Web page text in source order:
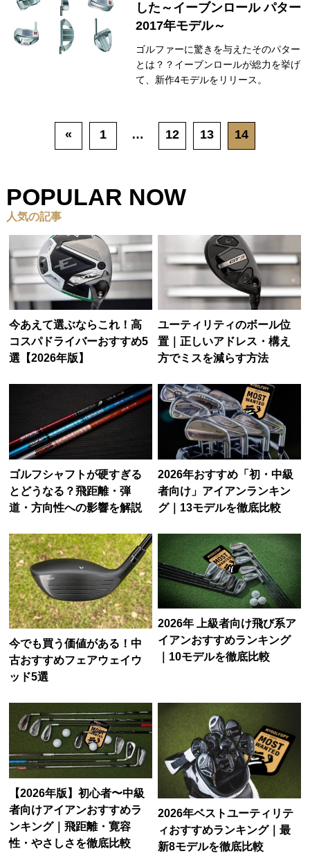
した～イーブンロール パター
2017年モデル～
ゴルファーに驚きを与えたそのパター
とは？？イーブンロールが総力を挙げ
て、新作4モデルをリリース。
« 1 … 12 13 14
POPULAR NOW
人気の記事
今あえて選ぶならこれ！高
コスパドライバーおすすめ5
選【2026年版】
ユーティリティのボール位
置｜正しいアドレス・構え
方でミスを減らす方法
ゴルフシャフトが硬すぎる
とどうなる？飛距離・弾
道・方向性への影響を解説
2026年おすすめ「初・中級
者向け」アイアンランキン
グ｜13モデルを徹底比較
今でも買う価値がある！中
古おすすめフェアウェイウ
ッド5選
2026年 上級者向け飛び系ア
イアンおすすめランキング
｜10モデルを徹底比較
【2026年版】初心者〜中級
者向けアイアンおすすめラ
ンキング｜飛距離・寛容
性・やさしさを徹底比較
2026年ベストユーティリテ
ィおすすめランキング｜最
新8モデルを徹底比較
ABOUT US MyGolfSpyJapanとは？